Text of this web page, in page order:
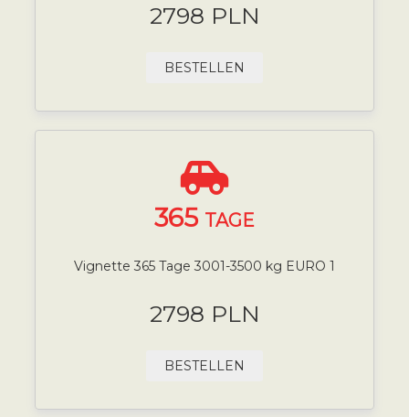
2798 PLN
BESTELLEN
365 TAGE
Vignette 365 Tage 3001-3500 kg EURO 1
2798 PLN
BESTELLEN